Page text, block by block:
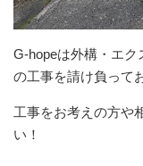
G-hopeは外構・エ
の工事を請け負って
工事をお考えの方や
い！